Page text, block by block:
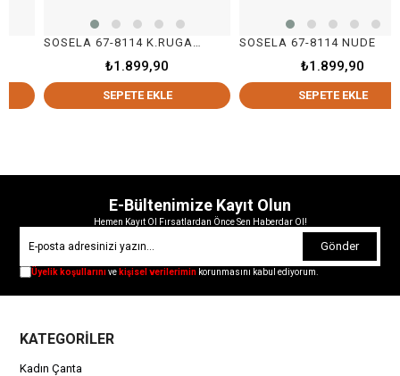
SOSELA 67-8114 K.RUGAN SİYAH
₺1.899,90
SEPETE EKLE
SOSELA 67-8114 NUDE
₺1.899,90
SEPETE EKLE
E-Bültenimize Kayıt Olun
Hemen Kayıt Ol Fırsatlardan Önce Sen Haberdar Ol!
Gönder
Üyelik koşullarınıve kişisel verilerimin korunmasını kabul ediyorum.
KATEGORİLER
Kadın Çanta